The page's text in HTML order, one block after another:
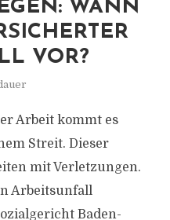
WANN
VOR?
Arbeit kommt es
Streit. Dieser
mit Verletzungen.
Arbeitsunfall
Baden-